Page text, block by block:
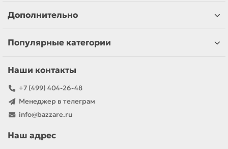
Дополнительно
Популярные категории
Наши контакты
+7 (499) 404-26-48
Менеджер в телеграм
info@bazzare.ru
Наш адрес